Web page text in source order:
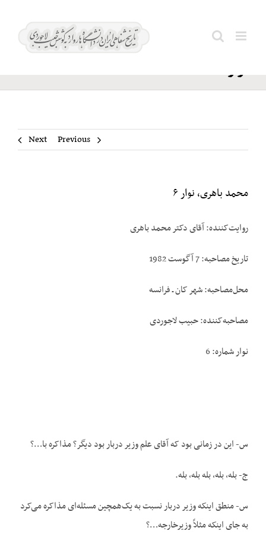
باهری،
نوار ۶
Previous
Next
محمد باهری، نوار ۶
روایت‌کننده: آقای دکتر محمد باهری
تاریخ مصاحبه: 7 آگوست 1982
محل‌مصاحبه: شهر کان ـ فرانسه
مصاحبه‌کننده: حبیب لاجوردی
نوار شماره: 6
س- این در زمانی بود که آقای علم وزیر دربار بود دیگر؟ مذاکره با…؟
ج- بله، بله، بله بله، بله.
س- منطق این‏که وزیر دربار نسبت به یک‌همچین مسئله‌ای مذاکره می‌کرد
به جای این‏که مثلاً وزیرخارجه…؟